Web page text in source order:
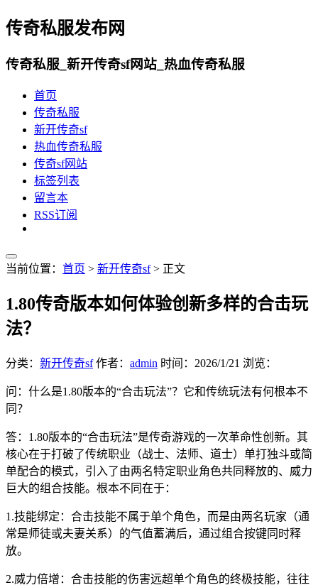
传奇私服发布网
传奇私服_新开传奇sf网站_热血传奇私服
首页
传奇私服
新开传奇sf
热血传奇私服
传奇sf网站
标签列表
留言本
RSS订阅
当前位置： 首页 > 新开传奇sf> 正文
1.80传奇版本如何体验创新多样的合击玩
法？
分类： 新开传奇sf 作者： admin 时间： 2026/1/21 浏览：
问：什么是1.80版本的“合击玩法”？它和传统玩法有何根本不
同？
答：1.80版本的“合击玩法”是传奇游戏的一次革命性创新。其
核心在于打破了传统职业（战士、法师、道士）单打独斗或简
单配合的模式，引入了由两名特定职业角色共同释放的、威力
巨大的组合技能。根本不同在于：
1.技能绑定：合击技能不属于单个角色，而是由两名玩家（通
常是师徒或夫妻关系）的气值蓄满后，通过组合按键同时释
放。
2.威力倍增：合击技能的伤害远超单个角色的终极技能，往往